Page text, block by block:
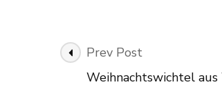
Post
Navigation
Prev Post
Weihnachtswichtel aus